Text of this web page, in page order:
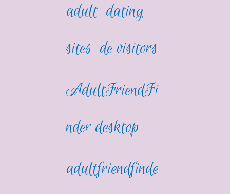
adult-dating-
sites-de visitors
AdultFriendFi
nder desktop
adultfriendfinde